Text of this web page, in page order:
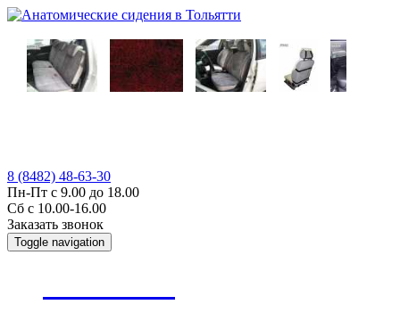
8 (8482) 48-63-30
Пн-Пт с 9.00 до 18.00
Сб с 10.00-16.00
Заказать звонок
Toggle navigation